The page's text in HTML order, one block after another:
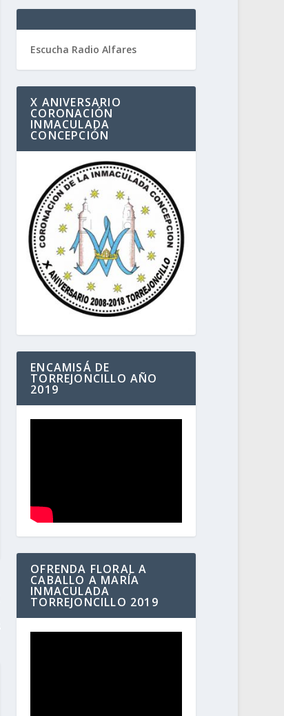
Escucha Radio Alfares
X ANIVERSARIO
CORONACIÓN
INMACULADA
CONCEPCIÓN
ENCAMISÁ DE
TORREJONCILLO AÑO
2019
OFRENDA FLORAL A
CABALLO A MARÍA
INMACULADA
TORREJONCILLO 2019